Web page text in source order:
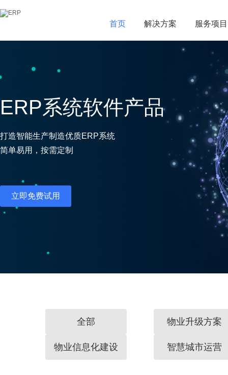
首页 解决方案 服务项目
首页 解决方案 服务项目
ERP系统软件产品
打造智能生产制造优质ERP系统
简单易用，按需定制
立即免费试用
全部 物业升级方案
物业信息化建设 智慧城市运营